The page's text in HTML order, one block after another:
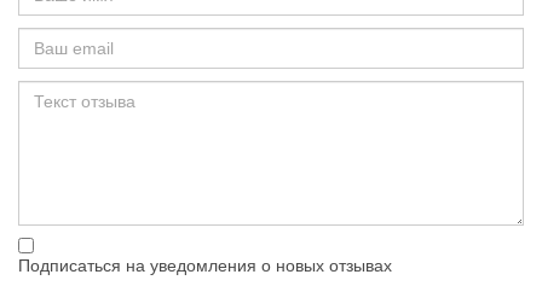
Подписаться на уведомления о новых отзывах